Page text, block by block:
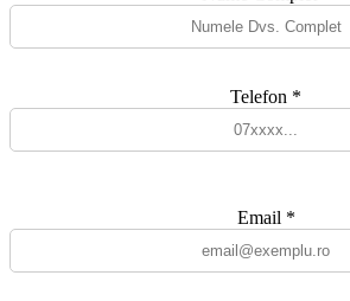
Telefon *
Email *